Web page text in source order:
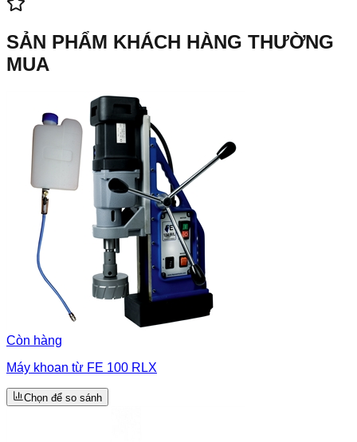
SẢN PHẨM KHÁCH HÀNG THƯỜNG
MUA
Còn hàng
Máy khoan từ FE 100 RLX
Chọn để so sánh